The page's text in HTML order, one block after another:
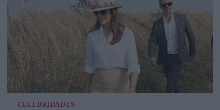
CELEBRIDADES